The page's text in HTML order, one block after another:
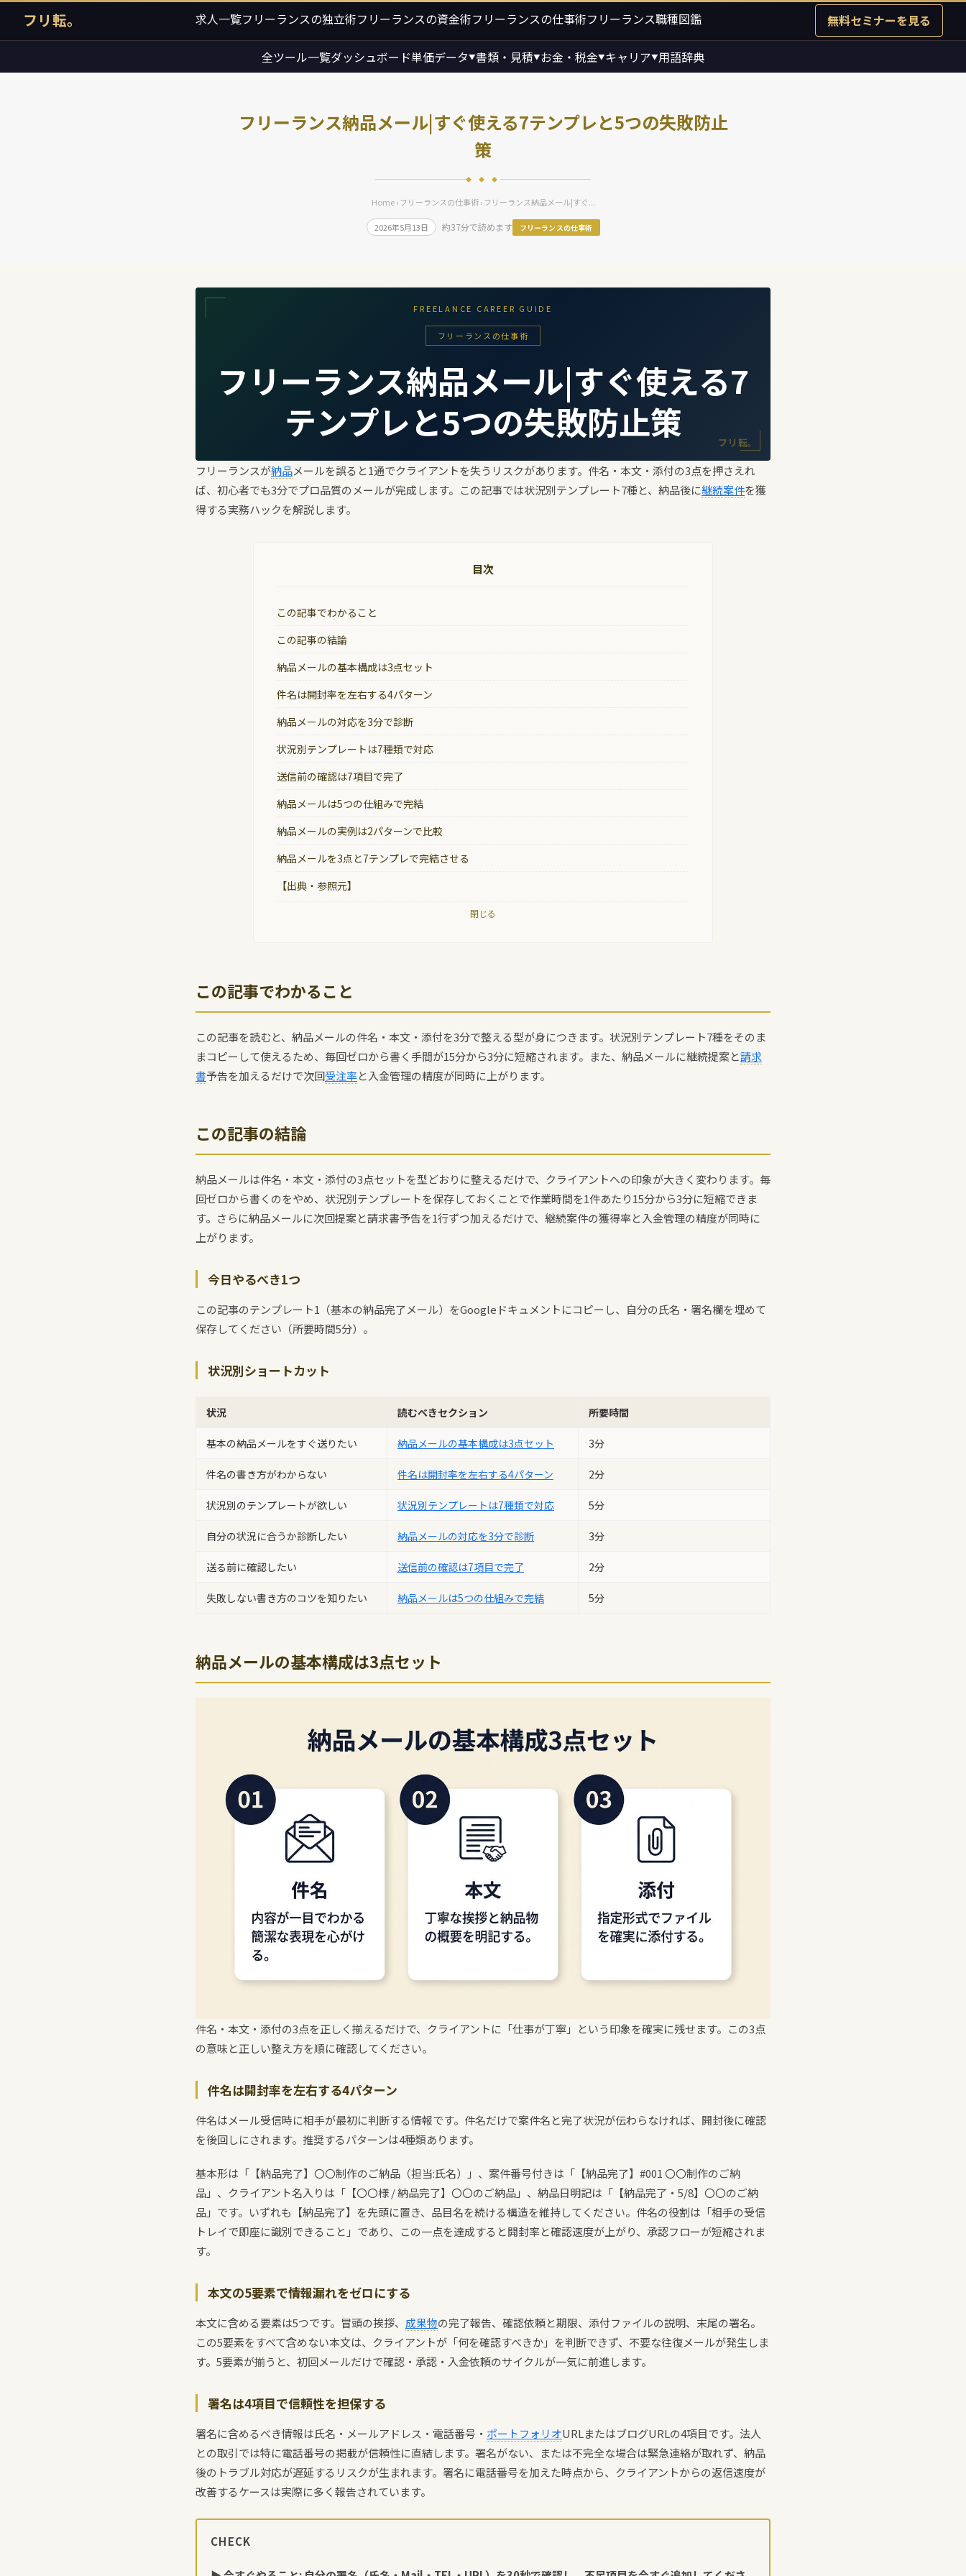
フリ転。 求人一覧フリーランスの独立術フリーランスの資金術フリーランスの仕事術フリーランス職種図鑑 無料セミナーを見る
全ツール一覧ダッシュボード単価データ▼書類・見積▼お金・税金▼キャリア▼用語辞典
フリーランス納品メール|すぐ使える7テンプレと5つの失敗防止
策
◆ ◆ ◆
Home›フリーランスの仕事術› フリーランス納品メール|すぐ...
2026年5月13日 約37分で読めます フリーランスの仕事術
FREELANCE CAREER GUIDE
フリーランスの仕事術
フリーランス納品メール|すぐ使える7
テンプレと5つの失敗防止策
フリ転。
フリーランスが納品メールを誤ると1通でクライアントを失うリスクがあります。件名・本文・添付の3点を押さえれ
ば、初心者でも3分でプロ品質のメールが完成します。この記事では状況別テンプレート7種と、納品後に継続案件を獲
得する実務ハックを解説します。
目次
この記事でわかること
この記事の結論
納品メールの基本構成は3点セット
件名は開封率を左右する4パターン
納品メールの対応を3分で診断
状況別テンプレートは7種類で対応
送信前の確認は7項目で完了
納品メールは5つの仕組みで完結
納品メールの実例は2パターンで比較
納品メールを3点と7テンプレで完結させる
【出典・参照元】
閉じる
この記事でわかること
この記事を読むと、納品メールの件名・本文・添付を3分で整える型が身につきます。状況別テンプレート7種をそのま
まコピーして使えるため、毎回ゼロから書く手間が15分から3分に短縮されます。また、納品メールに継続提案と請求
書予告を加えるだけで次回受注率と入金管理の精度が同時に上がります。
この記事の結論
納品メールは件名・本文・添付の3点セットを型どおりに整えるだけで、クライアントへの印象が大きく変わります。毎
回ゼロから書くのをやめ、状況別テンプレートを保存しておくことで作業時間を1件あたり15分から3分に短縮できま
す。さらに納品メールに次回提案と請求書予告を1行ずつ加えるだけで、継続案件の獲得率と入金管理の精度が同時に
上がります。
今日やるべき1つ
この記事のテンプレート1（基本の納品完了メール）をGoogleドキュメントにコピーし、自分の氏名・署名欄を埋めて
保存してください（所要時間5分）。
状況別ショートカット
状況 読むべきセクション 所要時間
基本の納品メールをすぐ送りたい 納品メールの基本構成は3点セット 3分
件名の書き方がわからない 件名は開封率を左右する4パターン 2分
状況別のテンプレートが欲しい 状況別テンプレートは7種類で対応 5分
自分の状況に合うか診断したい 納品メールの対応を3分で診断 3分
送る前に確認したい 送信前の確認は7項目で完了 2分
失敗しない書き方のコツを知りたい 納品メールは5つの仕組みで完結 5分
納品メールの基本構成は3点セット
件名・本文・添付の3点を正しく揃えるだけで、クライアントに「仕事が丁寧」という印象を確実に残せます。この3点
の意味と正しい整え方を順に確認してください。
件名は開封率を左右する4パターン
件名はメール受信時に相手が最初に判断する情報です。件名だけで案件名と完了状況が伝わらなければ、開封後に確認
を後回しにされます。推奨するパターンは4種類あります。
基本形は「【納品完了】〇〇制作のご納品（担当:氏名）」、案件番号付きは「【納品完了】#001 〇〇制作のご納
品」、クライアント名入りは「【〇〇様 / 納品完了】〇〇のご納品」、納品日明記は「【納品完了・5/8】〇〇のご納
品」です。いずれも【納品完了】を先頭に置き、品目名を続ける構造を維持してください。件名の役割は「相手の受信
トレイで即座に識別できること」であり、この一点を達成すると開封率と確認速度が上がり、承認フローが短縮されま
す。
本文の5要素で情報漏れをゼロにする
本文に含める要素は5つです。冒頭の挨拶、 成果物の完了報告、確認依頼と期限、添付ファイルの説明、末尾の署名。
この5要素をすべて含めない本文は、クライアントが「何を確認すべきか」を判断できず、不要な往復メールが発生しま
す。5要素が揃うと、初回メールだけで確認・承認・入金依頼のサイクルが一気に前進します。
署名は4項目で信頼性を担保する
署名に含めるべき情報は氏名・メールアドレス・電話番号・ ポートフォリオURLまたはブログURLの4項目です。法人
との取引では特に電話番号の掲載が信頼性に直結します。署名がない、または不完全な場合は緊急連絡が取れず、納品
後のトラブル対応が遅延するリスクが生まれます。署名に電話番号を加えた時点から、クライアントからの返信速度が
改善するケースは実際に多く報告されています。
CHECK